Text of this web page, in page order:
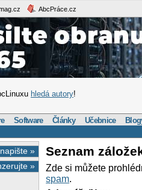
AbcPráce.cz
hledá autory!
Software Články Učebnice
napište »
»
Seznam
Zde si můžete
spam.